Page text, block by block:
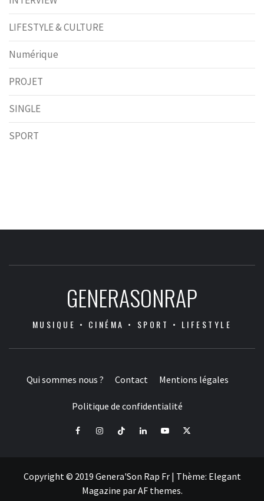
LIFESTYLE & CULTURE
Numérique
PROJET
SINGLE
SPORT
GENERASONRAP
MUSIQUE • CINÉMA • SPORT • LIFESTYLE
Qui sommes nous ? Contact Mentions légales
Politique de confidentialité
FacebookInstagramTiktok LinkedInYoutube
X
Copyright © 2019 Genera'Son Rap Fr | Thème: Elegant
Magazine parAF themes.